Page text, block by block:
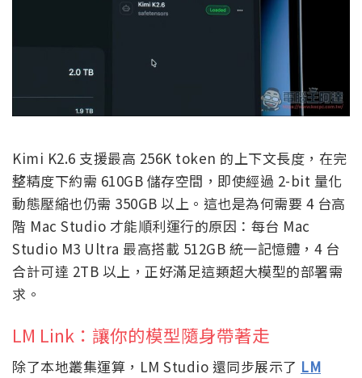
Kimi K2.6 支援最高 256K token 的上下文長度，在完
整精度下約需 610GB 儲存空間，即使經過 2-bit 量化
動態壓縮也仍需 350GB 以上。這也是為何需要 4 台高
階 Mac Studio 才能順利運行的原因：每台 Mac
Studio M3 Ultra 最高搭載 512GB 統一記憶體，4 台
合計可達 2TB 以上，正好滿足這類超大模型的部署需
求。
LM Link：讓你的模型隨身帶著走
除了本地叢集運算，LM Studio 還同步展示了 LM